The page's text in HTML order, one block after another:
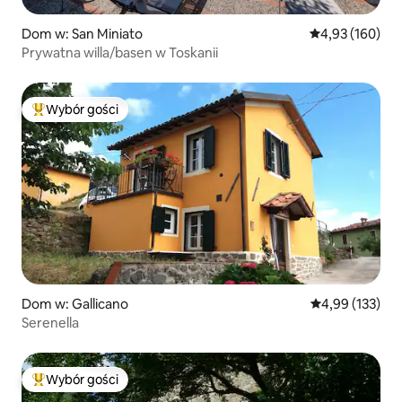
Dom w: San Miniato Średnia
4,93 (160)
Prywatna willa/basen w Toskanii
Najpopularniejsze z kategorii Wybór gości
Wybór gości
Dom w: Gallicano Średnia
4,99 (133)
Serenella
Najpopularniejsze z kategorii Wybór gości
Wybór gości